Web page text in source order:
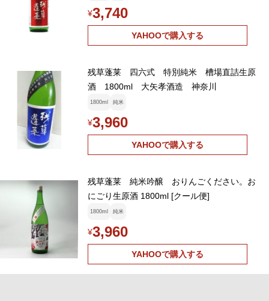
¥3,740
YAHOOで購入する
残草蓬莱 四六式 特別純米 槽場直詰生原
酒 1800ml 大矢孝酒造 神奈川
1800ml 純米
¥3,960
YAHOOで購入する
残草蓬莱 純米吟醸 おりんごください。お
にごり生原酒 1800ml [クール便]
1800ml 純米
¥3,960
YAHOOで購入する